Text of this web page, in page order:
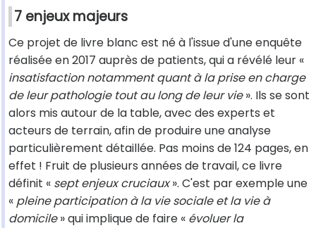
7 enjeux majeurs
Ce projet de livre blanc est né à l'issue d'une enquête
réalisée en 2017 auprès de patients, qui a révélé leur «
insatisfaction notamment quant à la prise en charge
de leur pathologie tout au long de leur vie». Ils se sont
alors mis autour de la table, avec des experts et
acteurs de terrain, afin de produire une analyse
particulièrement détaillée. Pas moins de 124 pages, en
effet ! Fruit de plusieurs années de travail, ce livre
définit « sept enjeux cruciaux». C'est par exemple une
« pleine participation à la vie sociale et la vie à
domicile» qui implique de faire « évoluer la